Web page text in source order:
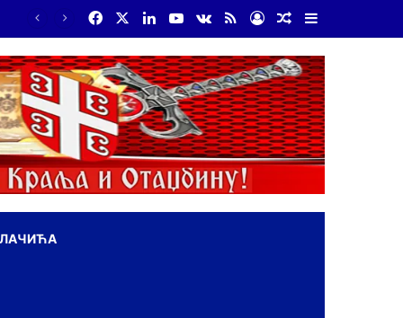
FacebookLinkedInYouTube
vk.com
RSS Log InRandom Article